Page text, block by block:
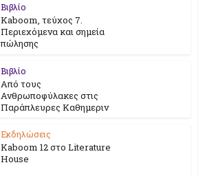
Βιβλίο
Kaboom, τεύχος 7.
Περιεχόμενα και σημεία
πώλησης
Βιβλίο
Από τους
Ανθρωποφύλακες στις
Παράπλευρες Καθημεριν
Εκδηλώσεις
Kaboom 12 στο Literature
House